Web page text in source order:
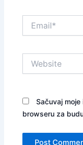
Sačuvaj
browseru za